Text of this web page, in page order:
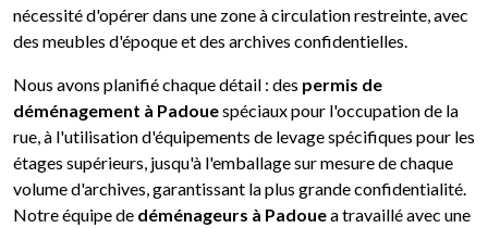
nécessité d'opérer dans une zone à circulation restreinte, avec
des meubles d'époque et des archives confidentielles.
Nous avons planifié chaque détail : des permis de
déménagement à Padouespéciaux pour l'occupation de la
rue, à l'utilisation d'équipements de levage spécifiques pour les
étages supérieurs, jusqu'à l'emballage sur mesure de chaque
volume d'archives, garantissant la plus grande confidentialité.
Notre équipe de déménageurs à Padouea travaillé avec une